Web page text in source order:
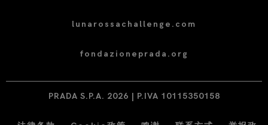
lunarossachallenge.com
fondazioneprada.org
PRADA S.P.A. 2026 | P.IVA 10115350158